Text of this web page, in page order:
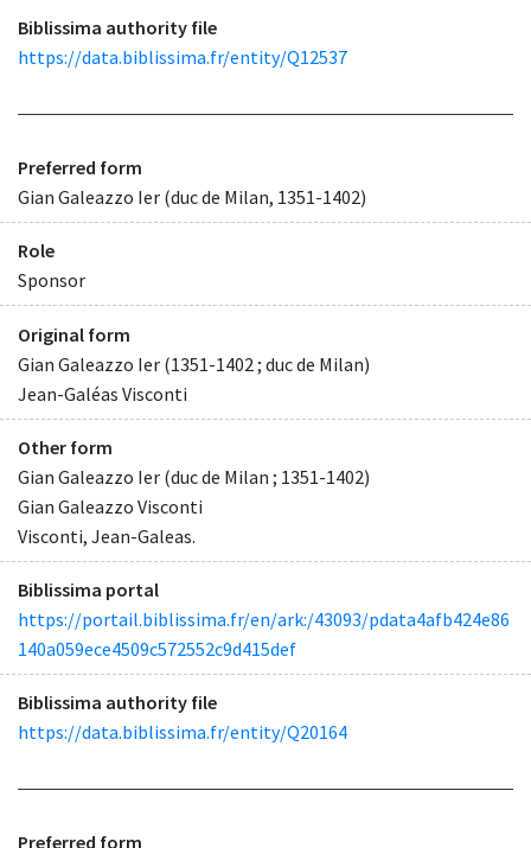
Biblissima authority file
https://data.biblissima.fr/entity/Q12537
Preferred form
Gian Galeazzo Ier (duc de Milan, 1351-1402)
Role
Sponsor
Original form
Gian Galeazzo Ier (1351-1402 ; duc de Milan)
Jean-Galéas Visconti
Other form
Gian Galeazzo Ier (duc de Milan ; 1351-1402)
Gian Galeazzo Visconti
Visconti, Jean-Galeas.
Biblissima portal
https://portail.biblissima.fr/en/ark:/43093/pdata4afb424e86
140a059ece4509c572552c9d415def
Biblissima authority file
https://data.biblissima.fr/entity/Q20164
Preferred form